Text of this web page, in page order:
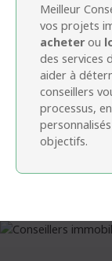
Meilleur
vos projets
acheterou
des services
aider à
conseillers
processus,
objectifs.